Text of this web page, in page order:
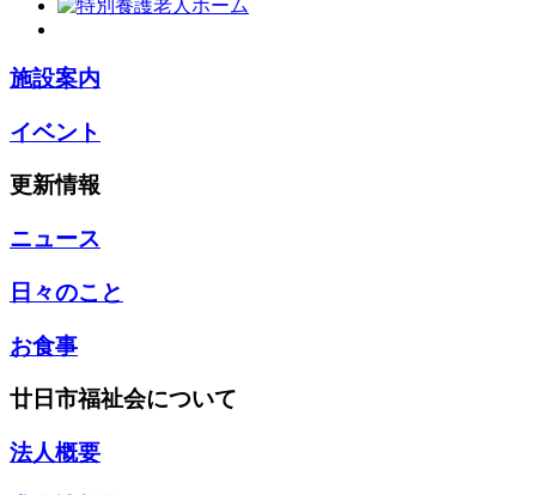
施設案内
イベント
更新情報
ニュース
日々のこと
お食事
廿日市福祉会について
法人概要